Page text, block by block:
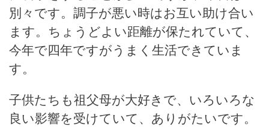
別々です。調子が悪い時はお互い助け合い
ます。ちょうどよい距離が保たれていて、
今年で四年ですがうまく生活できていま
す。
子供たちも祖父母が大好きで、いろいろな
良い影響を受けていて、ありがたいです。